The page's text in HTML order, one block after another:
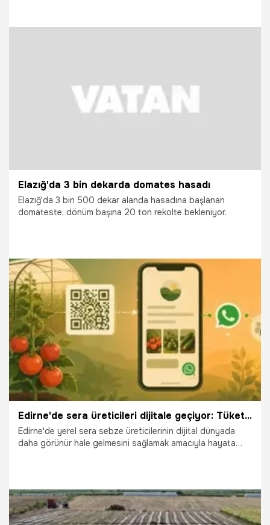
Elazığ'da 3 bin dekarda domates hasadı
Elazığ'da 3 bin 500 dekar alanda hasadına başlanan
domateste, dönüm başına 20 ton rekolte bekleniyor.
14.07.2026 Vatan TV
Edirne'de sera üreticileri dijitale geçiyor: Tüketiciyle buluşacak
Edirne'de yerel sera sebze üreticilerinin dijital dünyada
daha görünür hale gelmesini sağlamak amacıyla hayata